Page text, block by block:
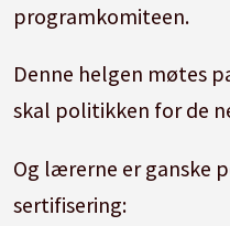
programkomiteen.
Denne helgen møtes
skal politikken for de
Og lærerne er ganske
sertifisering: